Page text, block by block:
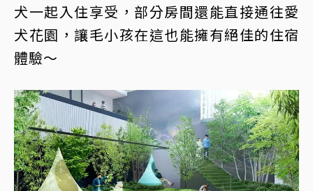
犬一起入住享受，部分房間還能直接通往愛
犬花園，讓毛小孩在這也能擁有絕佳的住宿
體驗～